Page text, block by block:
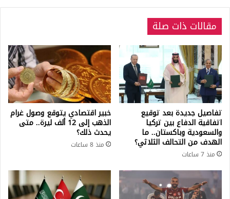
مقالات ذات صلة
تفاصيل جديدة بعد توقيع
اتفاقية الدفاع بين تركيا
والسعودية وباكستان.. ما
الهدف من التحالف الثلاثي؟
منذ 7 ساعات
خبير اقتصادي يتوقع وصول غرام
الذهب إلى 12 ألف ليرة.. متى
يحدث ذلك؟
منذ 8 ساعات